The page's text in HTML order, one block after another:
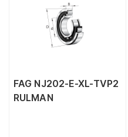
FAG NJ202-E-XL-TVP2
RULMAN